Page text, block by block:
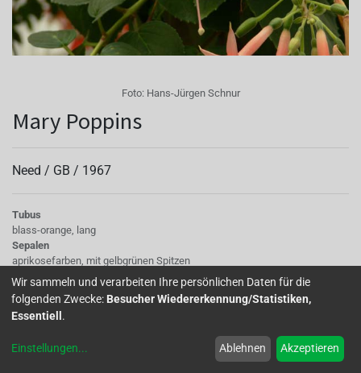
Foto: Hans-Jürgen Schnur
Mary Poppins
Need / GB / 1967
Tubus
blass-orange, lang
Sepalen
aprikosefarben, mit gelbgrünen Spitzen
Korolle/Petalen
orangezinnober
Staubgefäße
blaßrosa
creme
Wir sammeln und verarbeiten Ihre persönlichen Daten für die
folgenden Zwecke: Besucher Wiedererkennung/Statistiken,
Essentiell .
Einstellungen... Ablehnen Akzeptieren